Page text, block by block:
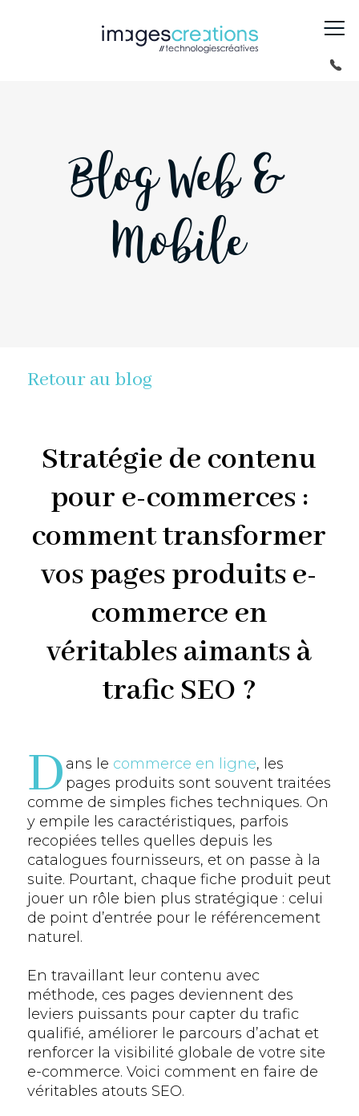
Blog Web &
Mobile
Retour au blog
Stratégie de contenu
pour e-commerces :
comment transformer
vos pages produits e-
commerce en
véritables aimants à
trafic SEO ?
D ans le commerce en ligne, les
pages produits sont souvent traitées
comme de simples fiches techniques. On
y empile les caractéristiques, parfois
recopiées telles quelles depuis les
catalogues fournisseurs, et on passe à la
suite. Pourtant, chaque fiche produit peut
jouer un rôle bien plus stratégique : celui
de point d’entrée pour le référencement
naturel.
En travaillant leur contenu avec
méthode, ces pages deviennent des
leviers puissants pour capter du trafic
qualifié, améliorer le parcours d’achat et
renforcer la visibilité globale de votre site
e-commerce. Voici comment en faire de
véritables atouts SEO.